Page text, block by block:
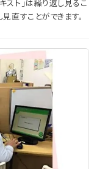
スト」は繰り返し見るこ
直すことができます。